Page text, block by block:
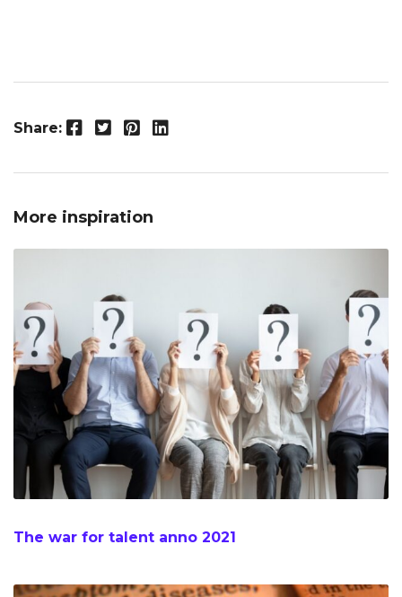
Share: Facebook Twitter Pinterest LinkedIn
More inspiration
The war for talent anno 2021